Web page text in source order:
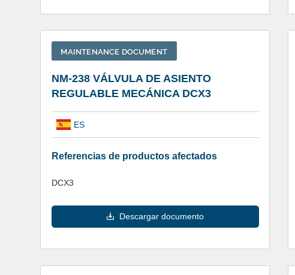
MAINTENANCE DOCUMENT
NM-238 VÁLVULA DE ASIENTO
REGULABLE MECÁNICA DCX3
ES
Referencias de productos afectados
DCX3
Descargar documento